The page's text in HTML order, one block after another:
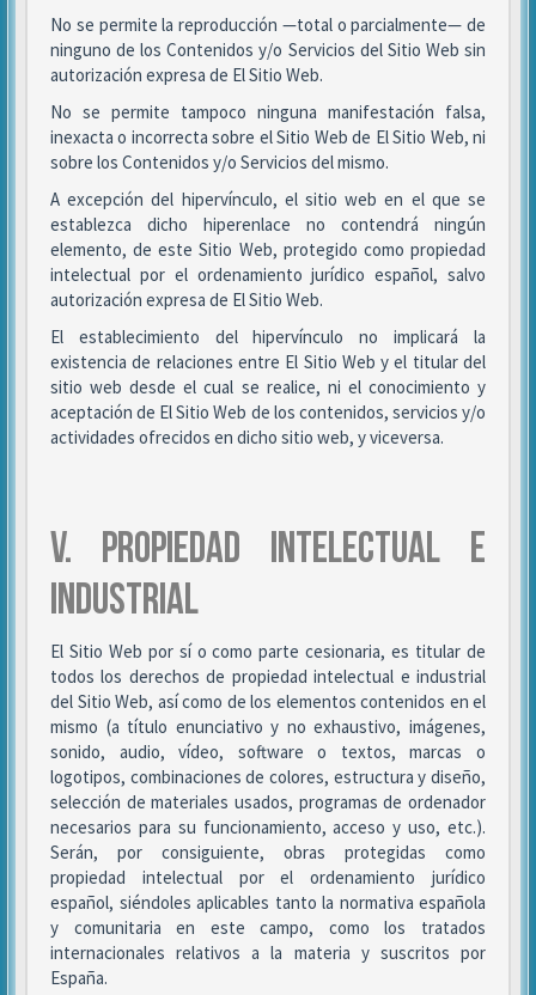
No se permite la reproducción —total o parcialmente— de
ninguno de los Contenidos y/o Servicios del Sitio Web sin
autorización expresa de El Sitio Web.
No se permite tampoco ninguna manifestación falsa,
inexacta o incorrecta sobre el Sitio Web de El Sitio Web, ni
sobre los Contenidos y/o Servicios del mismo.
A excepción del hipervínculo, el sitio web en el que se
establezca dicho hiperenlace no contendrá ningún
elemento, de este Sitio Web, protegido como propiedad
intelectual por el ordenamiento jurídico español, salvo
autorización expresa de El Sitio Web.
El establecimiento del hipervínculo no implicará la
existencia de relaciones entre El Sitio Web y el titular del
sitio web desde el cual se realice, ni el conocimiento y
aceptación de El Sitio Web de los contenidos, servicios y/o
actividades ofrecidos en dicho sitio web, y viceversa.
V. PROPIEDAD INTELECTUAL E
INDUSTRIAL
El Sitio Web por sí o como parte cesionaria, es titular de
todos los derechos de propiedad intelectual e industrial
del Sitio Web, así como de los elementos contenidos en el
mismo (a título enunciativo y no exhaustivo, imágenes,
sonido, audio, vídeo, software o textos, marcas o
logotipos, combinaciones de colores, estructura y diseño,
selección de materiales usados, programas de ordenador
necesarios para su funcionamiento, acceso y uso, etc.).
Serán, por consiguiente, obras protegidas como
propiedad intelectual por el ordenamiento jurídico
español, siéndoles aplicables tanto la normativa española
y comunitaria en este campo, como los tratados
internacionales relativos a la materia y suscritos por
España.